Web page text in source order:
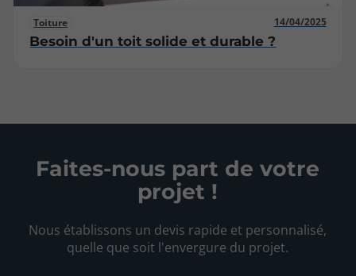
Toiture 14/04/2025
Besoin d'un toit solide et durable ?
Faites-nous part de votre
projet !
Nous établissons un devis rapide et personnalisé,
quelle que soit l'envergure du projet.